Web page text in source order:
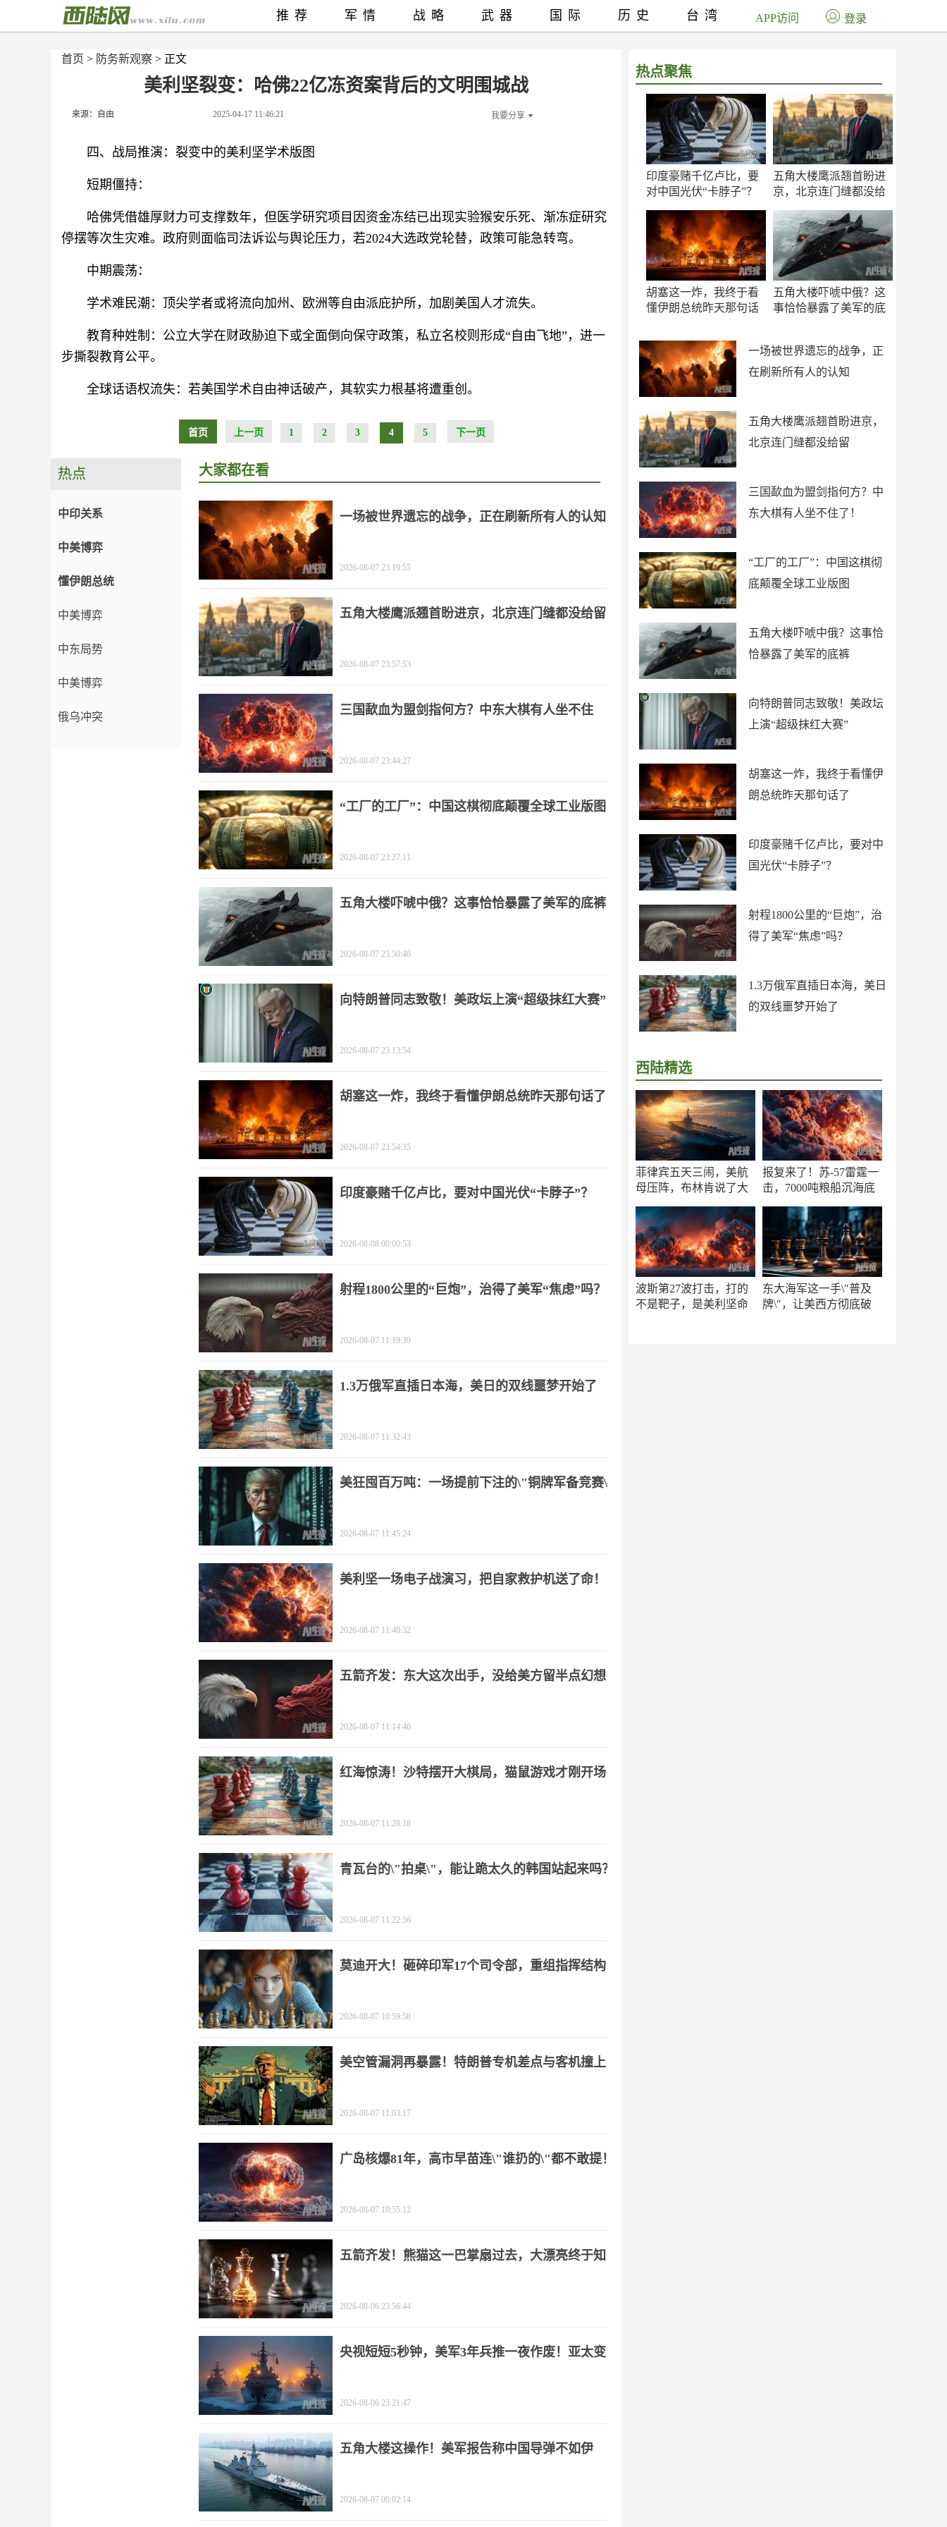
首页 > 防务新观察 > 正文
美利坚裂变：哈佛22亿冻资案背后的文明围城战
来源：自由 2025-04-17 11:46:21 我要分享
四、战局推演：裂变中的美利坚学术版图
短期僵持：
哈佛凭借雄厚财力可支撑数年，但医学研究项目因资金冻结已出现实验猴安乐死、渐冻症研究
停摆等次生灾难。政府则面临司法诉讼与舆论压力，若2024大选政党轮替，政策可能急转弯。
中期震荡：
学术难民潮：顶尖学者或将流向加州、欧洲等自由派庇护所，加剧美国人才流失。
教育种姓制：公立大学在财政胁迫下或全面倒向保守政策，私立名校则形成“自由飞地”，进一
步撕裂教育公平。
全球话语权流失：若美国学术自由神话破产，其软实力根基将遭重创。
首页 上一页 1 2 3 4 5 下一页
热点聚焦
印度豪赌千亿卢比，要
对中国光伏“卡脖子”？
五角大楼鹰派翘首盼进
京，北京连门缝都没给
胡塞这一炸，我终于看
懂伊朗总统昨天那句话
五角大楼吓唬中俄？这
事恰恰暴露了美军的底
一场被世界遗忘的战争，正
在刷新所有人的认知
五角大楼鹰派翘首盼进京，
北京连门缝都没给留
三国歃血为盟剑指何方？中
东大棋有人坐不住了！
“工厂的工厂”：中国这棋彻
底颠覆全球工业版图
五角大楼吓唬中俄？这事恰
恰暴露了美军的底裤
向特朗普同志致敬！美政坛
上演“超级抹红大赛”
胡塞这一炸，我终于看懂伊
朗总统昨天那句话了
印度豪赌千亿卢比，要对中
国光伏“卡脖子”？
射程1800公里的“巨炮”，治
得了美军“焦虑”吗？
1.3万俄军直插日本海，美日
的双线噩梦开始了
西陆精选
菲律宾五天三闹，美航
母压阵，布林肯说了大
报复来了！苏-57雷霆一
击，7000吨粮船沉海底
波斯第27波打击，打的
不是靶子，是美利坚命
东大海军这一手\"普及
牌\"，让美西方彻底破
推荐 军情 战略 武器 国际 历史 台湾 APP访问 登录
热点
中印关系
中美博弈
懂伊朗总统
中美博弈
中东局势
中美博弈
俄乌冲突
大家都在看
一场被世界遗忘的战争，正在刷新所有人的认知
2026-08-07 23:19:55
五角大楼鹰派翘首盼进京，北京连门缝都没给留
2026-08-07 23:57:53
三国歃血为盟剑指何方？中东大棋有人坐不住
2026-08-07 23:44:27
“工厂的工厂”：中国这棋彻底颠覆全球工业版图
2026-08-07 23:27:11
五角大楼吓唬中俄？这事恰恰暴露了美军的底裤
2026-08-07 23:50:46
向特朗普同志致敬！美政坛上演“超级抹红大赛”
2026-08-07 23:13:54
胡塞这一炸，我终于看懂伊朗总统昨天那句话了
2026-08-07 23:54:35
印度豪赌千亿卢比，要对中国光伏“卡脖子”？
2026-08-08 00:00:53
射程1800公里的“巨炮”，治得了美军“焦虑”吗？
2026-08-07 11:19:39
1.3万俄军直插日本海，美日的双线噩梦开始了
2026-08-07 11:32:43
美狂囤百万吨：一场提前下注的\"铜牌军备竞赛\"
2026-08-07 11:45:24
美利坚一场电子战演习，把自家救护机送了命！
2026-08-07 11:40:32
五箭齐发：东大这次出手，没给美方留半点幻想
2026-08-07 11:14:46
红海惊涛！沙特摆开大棋局，猫鼠游戏才刚开场
2026-08-07 11:28:18
青瓦台的\"拍桌\"，能让跪太久的韩国站起来吗？
2026-08-07 11:22:56
莫迪开大！砸碎印军17个司令部，重组指挥结构
2026-08-07 10:59:58
美空管漏洞再暴露！特朗普专机差点与客机撞上
2026-08-07 11:03:17
广岛核爆81年，高市早苗连\"谁扔的\"都不敢提！
2026-08-07 10:55:12
五箭齐发！熊猫这一巴掌扇过去，大漂亮终于知
2026-08-06 23:56:44
央视短短5秒钟，美军3年兵推一夜作废！亚太变
2026-08-06 23:21:47
五角大楼这操作！美军报告称中国导弹不如伊
2026-08-07 00:02:14